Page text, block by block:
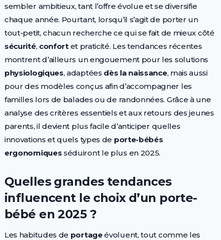
sembler ambitieux, tant l’offre évolue et se diversifie
chaque année. Pourtant, lorsqu’il s’agit de porter un
tout-petit, chacun recherche ce qui se fait de mieux côté
sécurité, confortet praticité. Les tendances récentes
montrent d’ailleurs un engouement pour les solutions
physiologiques, adaptées dès la naissance, mais aussi
pour des modèles conçus afin d’accompagner les
familles lors de balades ou de randonnées. Grâce à une
analyse des critères essentiels et aux retours des jeunes
parents, il devient plus facile d’anticiper quelles
innovations et quels types de porte-bébés
ergonomiques séduiront le plus en 2025.
Quelles grandes tendances
influencent le choix d’un porte-
bébé en 2025 ?
Les habitudes de portageévoluent, tout comme les